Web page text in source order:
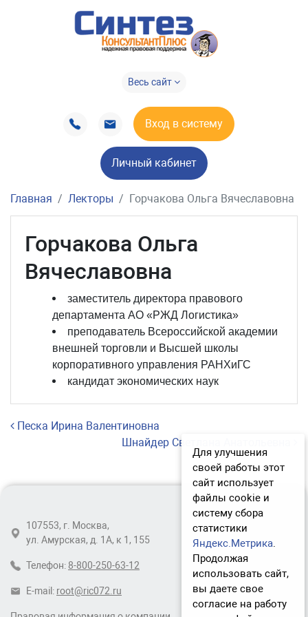
Весь сайт
Вход в систему
Личный кабинет
Главная Лекторы Горчакова Ольга Вячеславовна
Горчакова Ольга
Вячеславовна
заместитель директора правового
департамента АО «РЖД Логистика»
преподаватель Всероссийской академии
внешней торговли и Высшей школы
корпоративного управления РАНХиГС
кандидат экономических наук
Навигация по записям
Песка Ирина Валентиновна
Шнайдер Светлана Анатольевна
107553, г. Москва,
ул. Амурская, д. 1А, к 1, 155
Телефон: 8-800-250-63-12
E-mail: root@ric072.ru
Для улучшения
своей работы этот
сайт использует
файлы cookie и
систему сбора
статистики
Яндекс.Метрика.
Продолжая
использовать сайт,
вы даете свое
согласие на работу